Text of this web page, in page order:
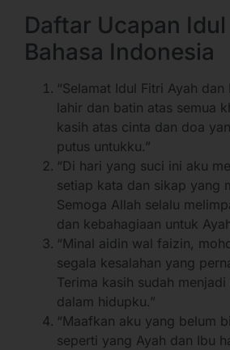
Daftar Ucapan
Bahasa Indonesia
“Selamat Idul Fitri Ayah
lahir dan batin atas semua
kasih atas cinta dan doa
putus untukku.”
“Di hari yang suci ini aku
setiap kata dan sikap yang
Semoga Allah selalu
dan kebahagiaan untuk
“Minal aidin wal faizin,
segala kesalahan yang
Terima kasih sudah
dalam hidupku.”
“Maafkan aku yang belum
seperti yang Ayah dan Ibu